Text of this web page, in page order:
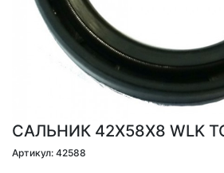
САЛЬНИК 42Х58Х8 WLK
Артикул: 42588